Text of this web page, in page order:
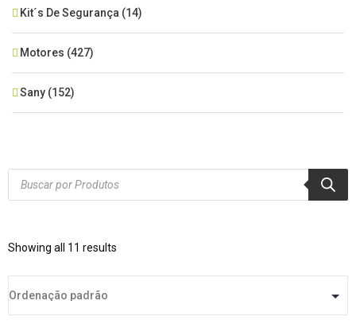
Kit´s De Segurança (14)
Motores (427)
Sany (152)
Xcmg(425)
Products
search
Showing all 11 results